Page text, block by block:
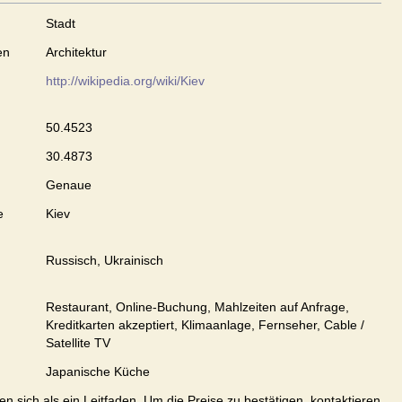
Stadt
Architektur
http://wikipedia.org/wiki/Kiev
50.4523
30.4873
Genaue
Kiev
Russisch, Ukrainisch
Restaurant, Online-Buchung, Mahlzeiten auf Anfrage,
Kreditkarten akzeptiert, Klimaanlage, Fernseher, Cable /
Satellite TV
Japanische Küche